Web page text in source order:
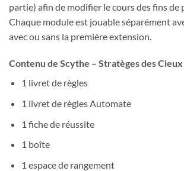
partie) afin de modifier le cours des fins de
Chaque module est jouable séparément
avec ou sans la première extension.
Contenu de Scythe – Stratèges des Cieux
1 livret de règles
1 livret de règles Automate
1 fiche de réussite
1 boîte
1 espace de rangement